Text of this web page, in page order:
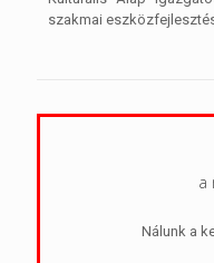
szakmai
a
Nálunk a